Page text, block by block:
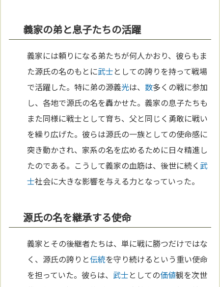
義家の弟と息子たちの活躍
義家には頼りになる弟たちが何人かおり、彼らもま
た源氏の名のもとに武士としての誇りを持って戦場
で活躍した。特に弟の源義光は、数多くの戦に参加
し、各地で源氏の名を轟かせた。義家の息子たちも
また同様に戦士として育ち、父と同じく勇敢に戦い
を繰り広げた。彼らは源氏の一族としての使命感に
突き動かされ、家系の名を広めるために日々精進し
たのである。こうして義家の血筋は、後世に続く 武
士社会に大きな影響を与える力となっていった。
源氏の名を継承する使命
義家とその後継者たちは、単に戦に勝つだけではな
く、源氏の誇りと伝統を守り続けるという重い使命
を担っていた。彼らは、 武士としての価値観を次世